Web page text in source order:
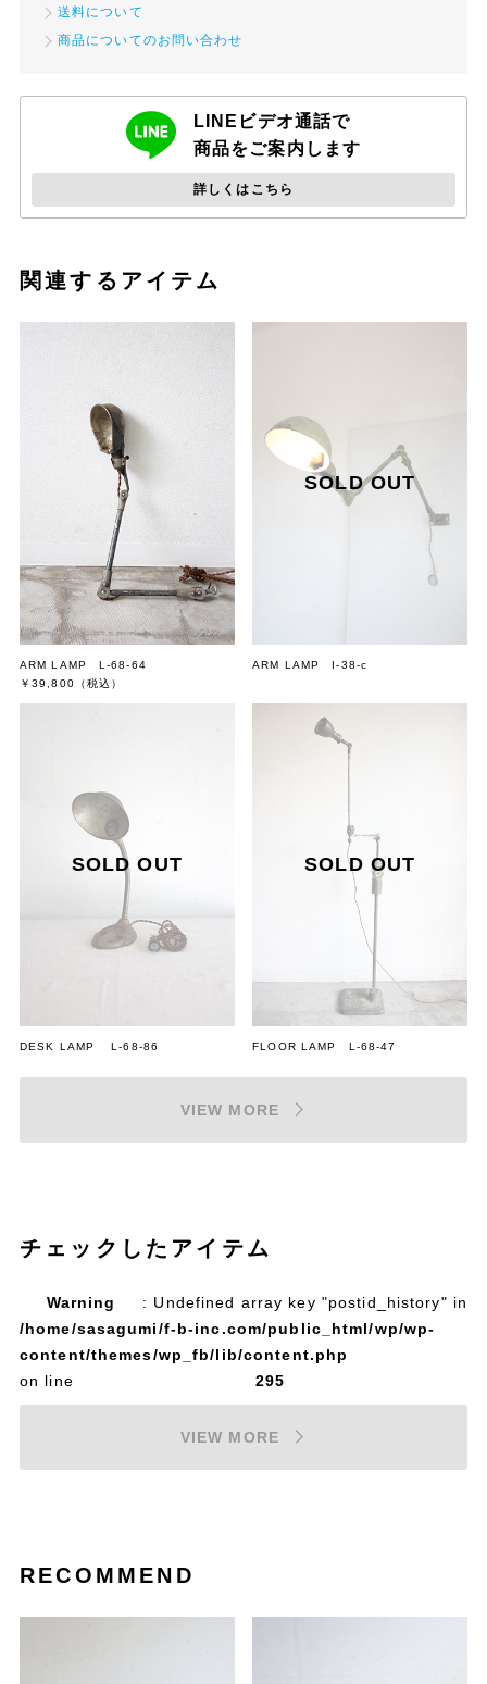
アンティークの照明器具は個人で管理可能な範囲でのコレクション・
オブジェ品として販売いたします。
アンティーク照明を実用としてご使用される際は、必ず電気関係の専
門業者に点検・設置をご依頼ください。
ご購入後の管理や事故等の責任は一切負いかねますので、ご了承のほ
当店で扱う商品はほとんどが古い物で中古品ですので、キズ、汚れ、
サビ、へこみ等がございます。
願いいたします。
また、アンティークの特性をご了承の上、ご購入いただきますよう併
せてお願い申し上げます。
商品の写真は、カメラの性質やご使用のモニター環境により色味が若
干違って見えることがございます。
【送料について】
北海道の一部地域は大型商品の送料が増減する場合がございます。
沖縄県は、送料が表示されない場合は別途見積りとなります。
送料込みと送料別の商品を同時にお買い上げいただいた場合、金額が
変わる場合がございます。
正式な送料はご注文後にお送りする受注確認メールにてご連絡致しま
送料について
商品についてのお問い合わせ
LINEビデオ通話で
商品をご案内します
詳しくはこちら
関連するアイテム
ARM LAMP L-68-64
￥39,800 （税込）
ARM LAMP I-38-c
DESK LAMP L-68-86 FLOOR LAMP L-68-47
VIEW MORE
チェックしたアイテム
Warning
: Undefined array key "postid_history" in
/home/sasagumi/f-b-inc.com/public_html/wp/wp-
content/themes/wp_fb/lib/content.php
on line
295
VIEW MORE
RECOMMEND